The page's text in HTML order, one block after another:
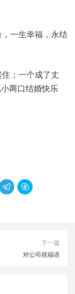
一生幸福，永结
；一个成了丈
两口结婚快乐
 
下一篇
对公司祝福语